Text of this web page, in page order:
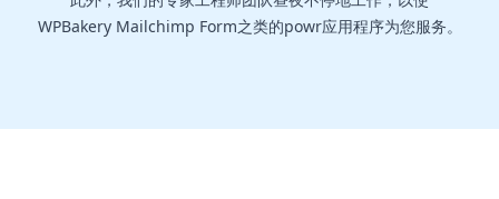
WPBakery Mailchimp Form之类的powr应用程序为您服务。